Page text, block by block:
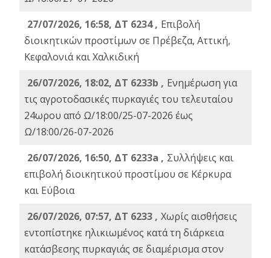
27/07/2026, 16:58, ΔΤ 6234 , Eπιβολή
διοικητικών προστίμων σε Πρέβεζα, Αττική,
Κεφαλονιά και Χαλκιδική
26/07/2026, 18:02, ΔΤ 6233b , Ενημέρωση για
τις αγροτοδασικές πυρκαγιές του τελευταίου
24ωρου από Ω/18:00/25-07-2026 έως
Ω/18:00/26-07-2026
26/07/2026, 16:50, ΔΤ 6233a , Συλλήψεις και
επιβολή διοικητικού προστίμου σε Κέρκυρα
και Εύβοια
26/07/2026, 07:57, ΔΤ 6233 , Χωρίς αισθήσεις
εντοπίστηκε ηλικιωμένος κατά τη διάρκεια
κατάσβεσης πυρκαγιάς σε διαμέρισμα στον